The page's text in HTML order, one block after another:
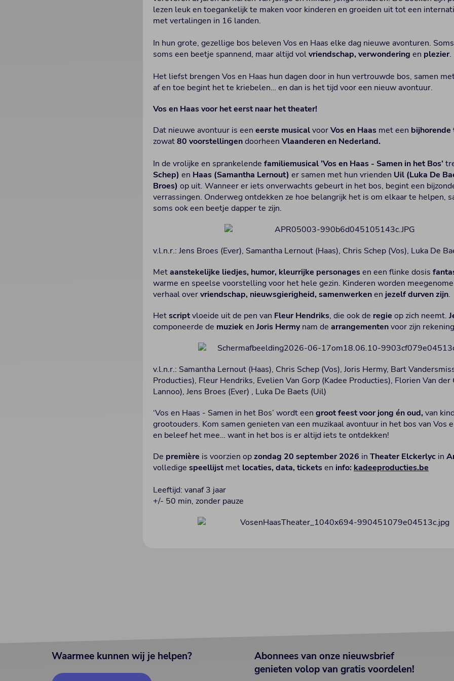
lezen leuk en toegankelijk te maken voor kinderen en groeiden uit tot een
met vertalingen in 16 landen.
In hun grote, gezellige bos beleven Vos en Haas elke dag nieuwe avonturen.
soms een beetje spannend, maar altijd volvriendschap, verwondering en plezier.
Het liefst brengen Vos en Haas hun dagen door in hun vertrouwde bos, samen
af en toe begint het te kriebelen… en dan is het tijd voor een nieuw avontuur.
Vos en Haas voor het eerst naar het theater!
Dat nieuwe avontuur is een eerste musicalvoorVos en Haas met een
zowat80 voorstellingendoorheenVlaanderen en Nederland.
In de vrolijke en sprankelendefamiliemusical ’Vos en Haas - Samen in het Bos’
Schep) en Haas (Samantha Lernout)er samen met hun vrienden Uil (Luka De
Broes)op uit. Wanneer er iets onverwachts gebeurt in het bos, begint een
verrassingen. Onderweg ontdekken ze hoe belangrijk het is om elkaar te helpen,
soms ook een beetje dapper te zijn.
v.l.n.r.: Jens Broes (Ever), Samantha Lernout (Haas), Chris Schep (Vos), Luka De
Metaanstekelijke liedjes, humor, kleurrijke personagesen een flinke dosis
warme en speelse voorstelling voor het hele gezin. Kinderen worden
verhaal overvriendschap, nieuwsgierigheid, samenwerkenen jezelf durven zijn.
Hetscriptvloeide uit de pen van Fleur Hendriks, die ook de regieop zich neemt.
componeerde de muzieken Joris Hermynam dearrangementenvoor zijn
v.l.n.r.: Samantha Lernout (Haas), Chris Schep (Vos), Joris Hermy, Bart
Producties), Fleur Hendriks, Evelien Van Gorp (Kadee Producties), Florien Van
Lannoo), Jens Broes (Ever) , Luka De Baets (Uil)
‘Vos en Haas - Samen in het Bos’ wordt eengroot feest voor jong én oud, van
grootouders. Kom samen genieten van een muzikaal avontuur in het bos van Vos
en beleef het mee… want in het bos is er altijd iets te ontdekken!
De première is voorzien opzondag 20 september 2026 inTheater Elckerlyc in
volledigespeellijst met locaties, data, ticketsen info: kadeeproducties.be
Leeftijd: vanaf 3 jaar
+/- 50 min, zonder pauze
Waarmee kunnen wij je helpen?
Abonnees van onze nieuwsbrief
genieten volop van gratis voordelen!